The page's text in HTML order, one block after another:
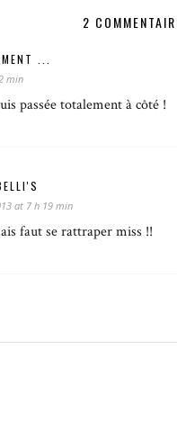
2
...
min
passée totalement à côté !
at 7 h 19 min
faut se rattraper miss !!